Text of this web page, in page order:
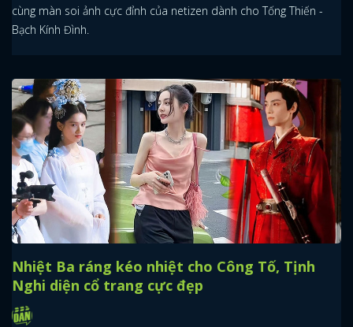
cùng màn soi ảnh cực đỉnh của netizen dành cho Tống Thiến -
Bạch Kính Đình.
Nhiệt Ba ráng kéo nhiệt cho Công Tố, Tịnh
Nghi diện cổ trang cực đẹp